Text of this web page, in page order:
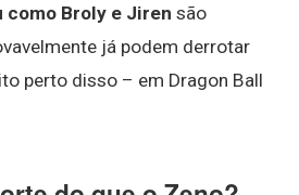
como Broly e Jiren são
já podem derrotar
perto disso – em Dragon Ball